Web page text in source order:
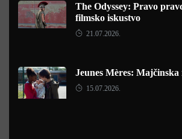
The Odyssey: Pravo
filmsko iskustvo
21.07.2026.
Jeunes Mères: Majčinska
15.07.2026.